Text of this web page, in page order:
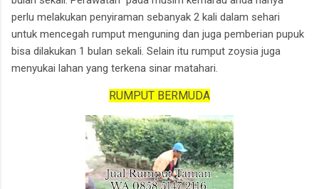
perlu melakukan penyiraman sebanyak 2 kali dalam sehari
untuk mencegah rumput menguning dan juga pemberian pupuk
bisa dilakukan 1 bulan sekali. Selain itu rumput zoysia juga
menyukai lahan yang terkena sinar matahari.
RUMPUT BERMUDA